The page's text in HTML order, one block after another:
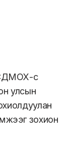
с
улсын
зохион